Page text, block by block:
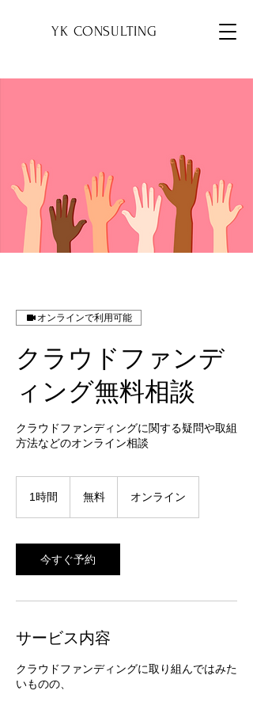
YK CONSULTING
オンラインで利用可能
クラウドファンデ
ィング無料相談
クラウドファンディングに関する疑問や取組
方法などのオンライン相談
1時間 無料 オンライン
今すぐ予約
サービス内容
クラウドファンディングに取り組んではみた
いものの、